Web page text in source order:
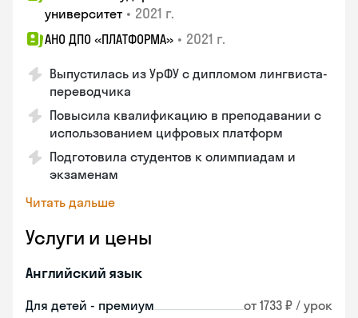
университет • 2021 г.
АНО ДПО «ПЛАТФОРМА» • 2021 г.
Выпустилась из УрФУ с дипломом лингвиста-
переводчика
Повысила квалификацию в преподавании с
использованием цифровых платформ
Подготовила студентов к олимпиадам и
экзаменам
Читать дальше
Услуги и цены
Английский язык
Для детей - премиум от 1733 ₽ / урок